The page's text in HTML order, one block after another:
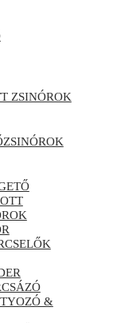
ZSINÓROK
&